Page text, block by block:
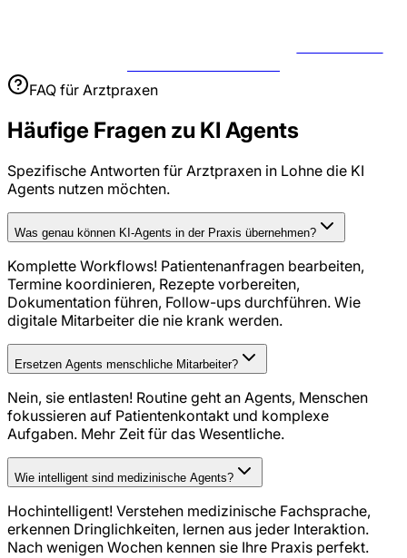
FAQ für Arztpraxen
Häufige Fragen zu KI Agents
Spezifische Antworten für Arztpraxen in Lohne die KI
Agents nutzen möchten.
Was genau können KI-Agents in der Praxis übernehmen?
Komplette Workflows! Patientenanfragen bearbeiten,
Termine koordinieren, Rezepte vorbereiten,
Dokumentation führen, Follow-ups durchführen. Wie
digitale Mitarbeiter die nie krank werden.
Ersetzen Agents menschliche Mitarbeiter?
Nein, sie entlasten! Routine geht an Agents, Menschen
fokussieren auf Patientenkontakt und komplexe
Aufgaben. Mehr Zeit für das Wesentliche.
Wie intelligent sind medizinische Agents?
Hochintelligent! Verstehen medizinische Fachsprache,
erkennen Dringlichkeiten, lernen aus jeder Interaktion.
Nach wenigen Wochen kennen sie Ihre Praxis perfekt.